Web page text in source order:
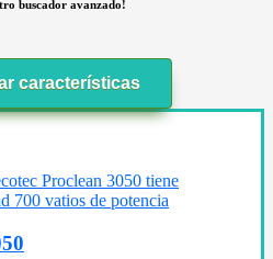
buscador avanzado!
características